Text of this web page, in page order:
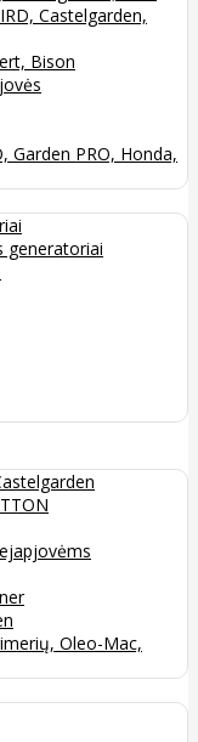
Castelgarden,
Bison
Garden PRO, Honda,
generatoriai
Oleo-Mac,